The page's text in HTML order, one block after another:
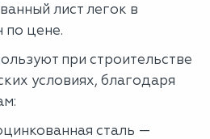
лист легок в
по цене.
при строительстве
условиях, благодаря
сталь —